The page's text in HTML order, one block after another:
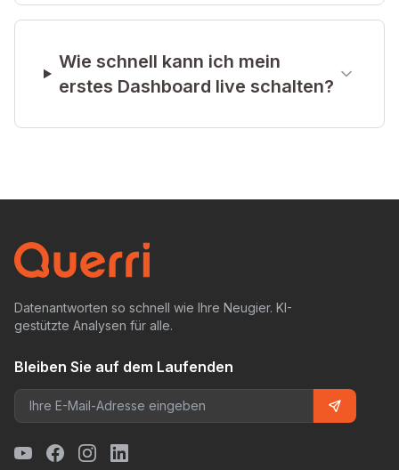
Wie schnell kann ich mein
erstes Dashboard live schalten?
Datenantworten so schnell wie Ihre Neugier. KI-
gestützte Analysen für alle.
Bleiben Sie auf dem Laufenden